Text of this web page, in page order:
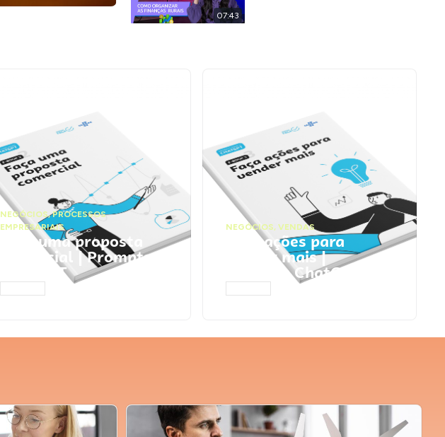
07:43
NEGÓCIOS,PROCESSOS
EMPRESARIAIS
Faça uma proposta
comercial | Prompts
ChatGPT
NEGÓCIOS, VENDAS
Faça ações para
vender mais |
Prompts ChatGPT